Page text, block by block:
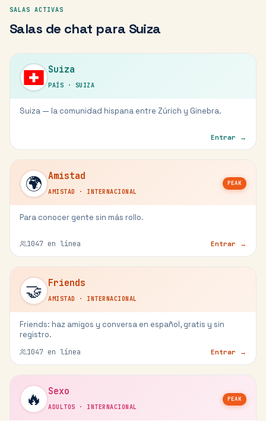
SALAS ACTIVAS
Salas de chat para Suiza
Suiza
PAÍS · SUIZA
Suiza — la comunidad hispana entre Zúrich y Ginebra.
Entrar →
🌍 Amistad
AMISTAD · INTERNACIONAL
PEAK
Para conocer gente sin más rollo.
1047 en línea Entrar →
🤝 Friends
AMISTAD · INTERNACIONAL
Friends: haz amigos y conversa en español, gratis y sin
registro.
1047 en línea Entrar →
🔥 Sexo
ADULTOS · INTERNACIONAL
PEAK